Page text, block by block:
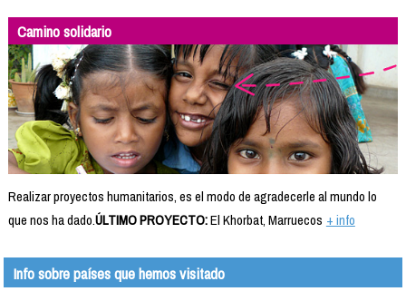
Camino solidario
Realizar proyectos humanitarios, es el modo de agradecerle al mundo lo
que nos ha dado.ÚLTIMO PROYECTO:El Khorbat, Marruecos + info
Info sobre países que hemos visitado